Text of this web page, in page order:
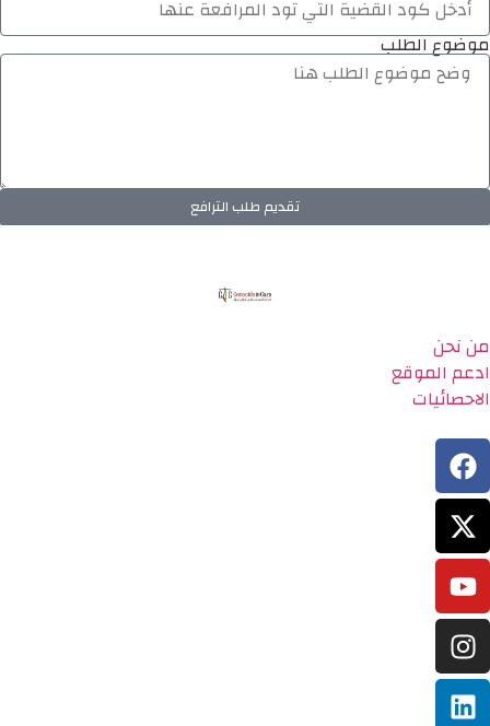
موضوع الطلب
تقديم طلب الترافع
من نحن
ادعم الموقع
الاحصائيات